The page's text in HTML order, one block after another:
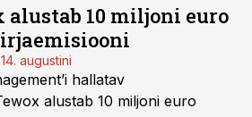
10 miljoni euro
augustini
hallatav
alustab 10 miljoni euro